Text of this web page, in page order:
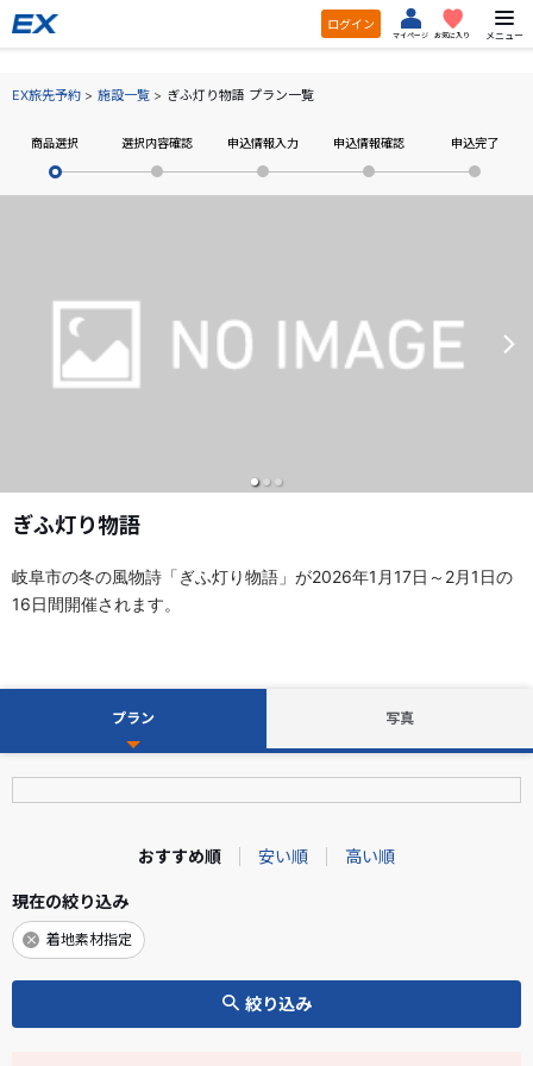
ログイン
マイページ お気に入り メニュー
EX旅先予約 施設一覧 ぎふ灯り物語 プラン一覧
商品選択 選択内容確認 申込情報入力 申込情報確認 申込完了
ぎふ灯り物語
岐阜市の冬の風物詩「ぎふ灯り物語」が2026年1月17日～2月1日の
16日間開催されます。
プラン 写真
絞り込み
現在の絞り込み
着地素材指定
おすすめ順 安い順 高い順